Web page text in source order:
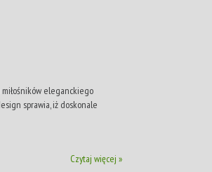
eleganckiego
sprawia, iż doskonale
Czytaj więcej »